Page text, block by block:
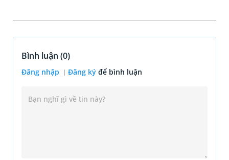
Bình luận (0)
Đăng nhập Đăng ký để bình luận